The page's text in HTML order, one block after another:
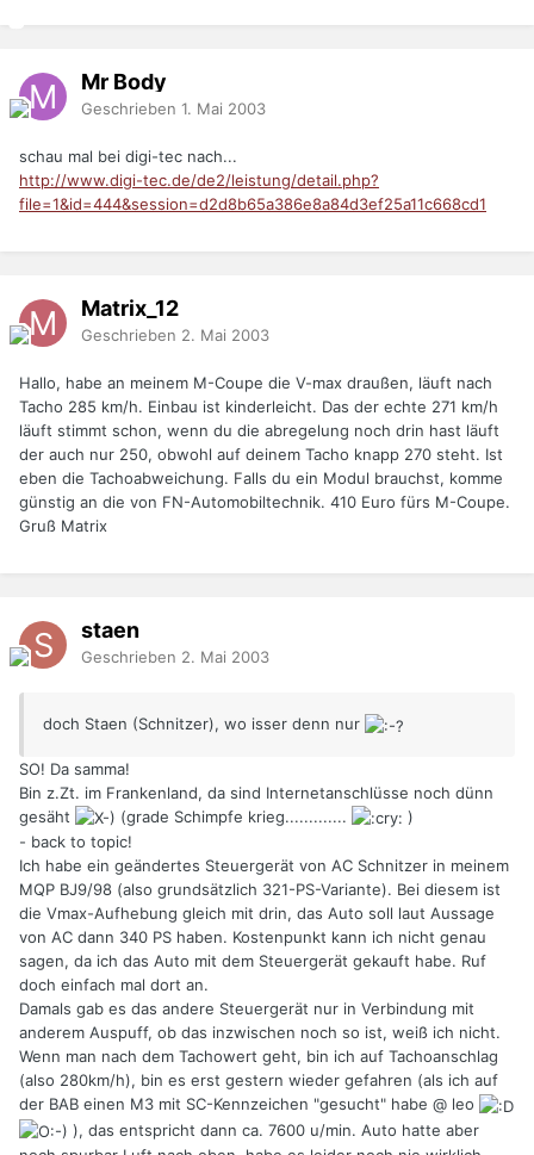
Mr Body
Geschrieben 1. Mai 2003
schau mal bei digi-tec nach...
http://www.digi-tec.de/de2/leistung/detail.php?
file=1&id=444&session=d2d8b65a386e8a84d3ef25a11c668cd1
Matrix_12
Geschrieben 2. Mai 2003
Hallo, habe an meinem M-Coupe die V-max draußen, läuft nach
Tacho 285 km/h. Einbau ist kinderleicht. Das der echte 271 km/h
läuft stimmt schon, wenn du die abregelung noch drin hast läuft
der auch nur 250, obwohl auf deinem Tacho knapp 270 steht. Ist
eben die Tachoabweichung. Falls du ein Modul brauchst, komme
günstig an die von FN-Automobiltechnik. 410 Euro fürs M-Coupe.
Gruß Matrix
staen
Geschrieben 2. Mai 2003
doch Staen (Schnitzer), wo isser denn nur
SO! Da samma!
Bin z.Zt. im Frankenland, da sind Internetanschlüsse noch dünn
gesäht
(grade Schimpfe krieg.............
)
- back to topic!
Ich habe ein geändertes Steuergerät von AC Schnitzer in meinem
MQP BJ9/98 (also grundsätzlich 321-PS-Variante). Bei diesem ist
die Vmax-Aufhebung gleich mit drin, das Auto soll laut Aussage
von AC dann 340 PS haben. Kostenpunkt kann ich nicht genau
sagen, da ich das Auto mit dem Steuergerät gekauft habe. Ruf
doch einfach mal dort an.
Damals gab es das andere Steuergerät nur in Verbindung mit
anderem Auspuff, ob das inzwischen noch so ist, weiß ich nicht.
Wenn man nach dem Tachowert geht, bin ich auf Tachoanschlag
(also 280km/h), bin es erst gestern wieder gefahren (als ich auf
der BAB einen M3 mit SC-Kennzeichen "gesucht" habe @ leo
), das entspricht dann ca. 7600 u/min. Auto hatte aber